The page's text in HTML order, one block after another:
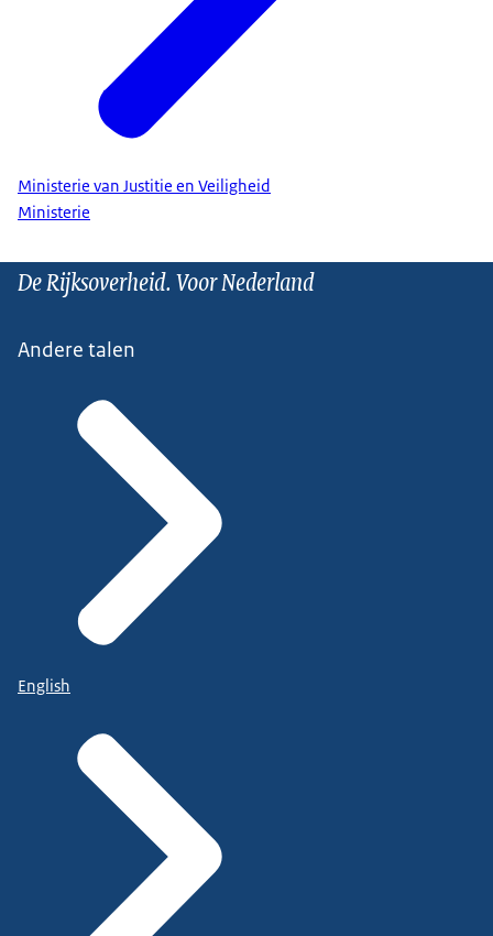
Ministerie van Justitie en Veiligheid
Ministerie
De Rijksoverheid. Voor Nederland
Andere talen
English